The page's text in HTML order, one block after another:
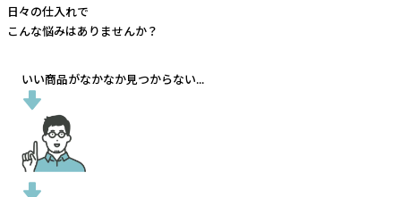
日々の仕入れで
こんな悩みはありませんか？
いい商品がなかなか見つからない...